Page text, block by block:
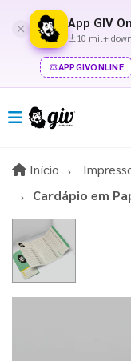
App GIV
10 mil+
APPGIVONLINE
Início Início
Cardápio em